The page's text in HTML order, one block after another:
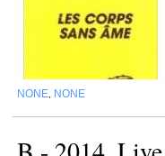
NONE NONE